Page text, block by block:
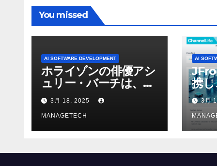
You missed
AI SOFTWARE DEVELOPMENT
ホライゾンの俳優アシ
ュリー・バーチは、ソ
ニーのAIアロイのビデ
オを見て「ゲームパフ
ォーマンスという芸術
形式に不安を感じた」
3月 18, 2025
MANAGETECH
AI
携
強化
3月